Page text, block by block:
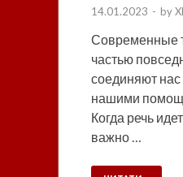
14.01.2023 - by
Современные
частью
соединяют нас
нашими
Когда речь
важно …